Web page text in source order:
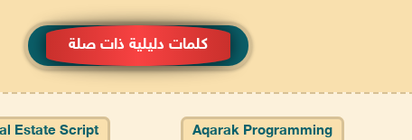
كلمات دليلية ذات صلة
Aqarak Programming
Estate Script